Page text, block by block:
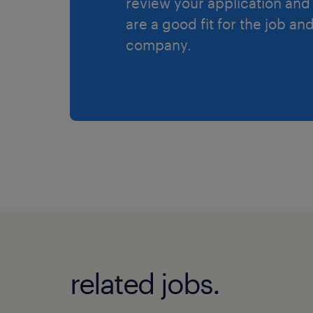
are a good fit for the job
company.
related jobs.